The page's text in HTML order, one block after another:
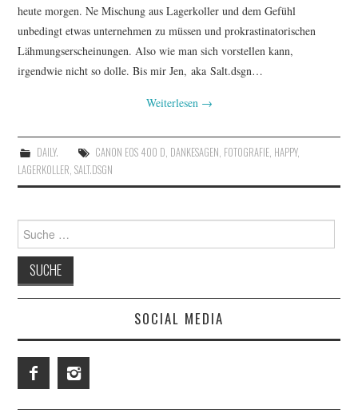
heute morgen. Ne Mischung aus Lagerkoller und dem Gefühl
unbedingt etwas unternehmen zu müssen und prokrastinatorischen
Lähmungserscheinungen. Also wie man sich vorstellen kann,
irgendwie nicht so dolle. Bis mir Jen, aka Salt.dsgn…
Weiterlesen →
DAILY. CANON EOS 400 D, DANKESAGEN, FOTOGRAFIE, HAPPY,
LAGERKOLLER,SALT.DSGN
Suche
nach:
SOCIAL MEDIA